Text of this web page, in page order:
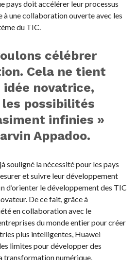
pays doit accélérer leur processus
à une collaboration ouverte avec les
du TIC.
célébrer
Cela ne tient
idée novatrice,
possibilités
infinies »
Appadoo.
souligné la nécessité pour les pays
et suivre leur développement
d’orienter le développement des TIC
De ce fait, grâce à
en collaboration avec le
du monde entier pour créer
plus intelligentes, Huawei
limites pour développer des
transformation numérique.